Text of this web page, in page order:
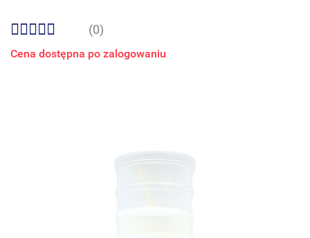
(0)
Cena dostępna po zalogowaniu